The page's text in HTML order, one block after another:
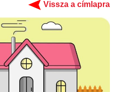
Vissza a címlapra